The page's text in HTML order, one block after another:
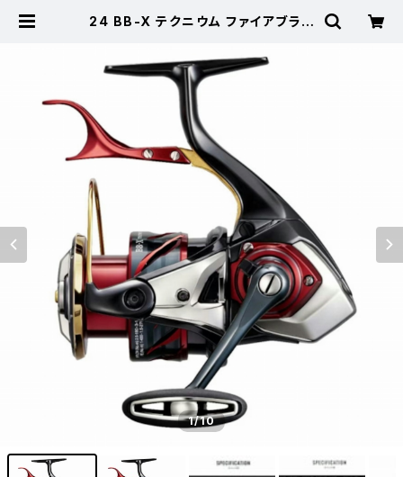
24 BB-X テクニウム ファイアブラッ
インストア
1/10